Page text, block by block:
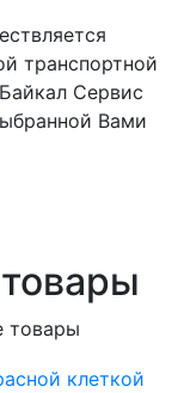
транспортной
Сервис
Вами
товары